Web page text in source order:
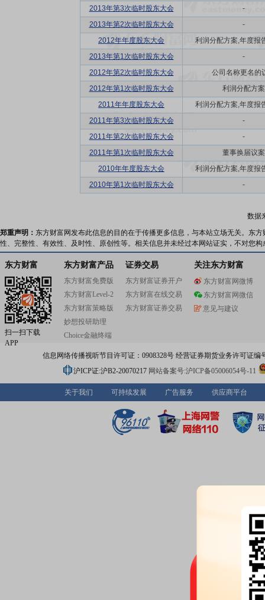
2013年第3次临时股东大会
-
2013年第2次临时股东大会
-
2012年年度股东大会
利润分配方案,年度报
2013年第1次临时股东大会
-
2012年第2次临时股东大会
公司名称更名的
2012年第1次临时股东大会
利润分配方案
2011年年度股东大会
利润分配方案,年度报
2011年第3次临时股东大会
-
2011年第2次临时股东大会
-
2011年第1次临时股东大会
董事换届议案
2010年年度股东大会
利润分配方案,年度报
2010年第1次临时股东大会
-
数据
郑重声明： 东方财富网发布此信息的目的在于传播更多信息，与本站立场无关。东
性、完整性、有效性、及时性、原创性等。相关信息并未经过本网站证实，不对您
东方财富
扫一扫下载
APP
东方财富产品
东方财富免费版
东方财富Level-2
东方财富策略版
妙想投研助理
Choice金融终端
证券交易
东方财富证券开户
东方财富在线交易
东方财富证券交易
关注东方财富
东方财富网微博
东方财富网微信
意见与建议
信息网络传播视听节目许可证：0908328号 经营证券期货业务许可证编
沪ICP证:沪B2-20070217 网站备案号:沪ICP备05006054号-11
关于我们 可持续发展 广告服务 供应商平台